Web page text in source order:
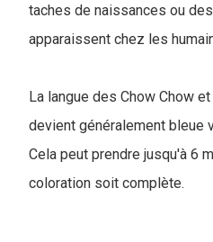
taches de naissances ou
apparaissent chez les
La langue des Chow Chow
devient généralement bleue
Cela peut prendre jusqu'à 6
coloration soit complète.